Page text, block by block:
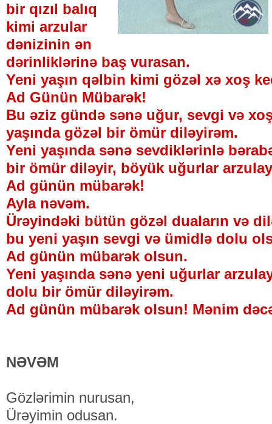
bir qızıl balıq
kimi arzular
dənizinin ən
dərinliklərinə baş vurasan.
Yeni yaşın qəlbin kimi gözəl xə xoş
Ad Günün Mübarək!
Bu əziz gündə sənə uğur, sevgi və
yaşında gözəl bir ömür diləyirəm.
Yeni yaşında sənə sevdiklərinlə
bir ömür diləyir, böyük uğurlar
Ad günün mübarək!
Ayla nəvəm.
Ürəyindəki bütün gözəl duaların və
bu yeni yaşın sevgi və ümidlə dolu
Ad günün mübarək olsun.
Yeni yaşında sənə yeni uğurlar
dolu bir ömür diləyirəm.
Ad günün mübarək olsun! Mənim
NƏVƏM
Gözlərimin nurusan,
Ürəyimin odusan.